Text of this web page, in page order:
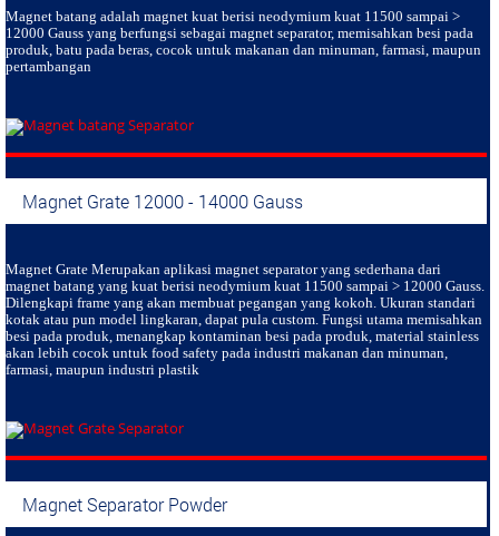
Magnet batang adalah magnet kuat berisi neodymium kuat 11500 sampai >
12000 Gauss yang berfungsi sebagai magnet separator, memisahkan besi pada
produk, batu pada beras, cocok untuk makanan dan minuman, farmasi, maupun
pertambangan
Magnet Grate 12000 - 14000 Gauss
Magnet Grate Merupakan aplikasi magnet separator yang sederhana dari
magnet batang yang kuat berisi neodymium kuat 11500 sampai > 12000 Gauss.
Dilengkapi frame yang akan membuat pegangan yang kokoh. Ukuran standari
kotak atau pun model lingkaran, dapat pula custom. Fungsi utama memisahkan
besi pada produk, menangkap kontaminan besi pada produk, material stainless
akan lebih cocok untuk food safety pada industri makanan dan minuman,
farmasi, maupun industri plastik
Magnet Separator Powder